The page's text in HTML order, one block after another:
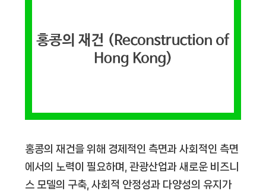
홍콩의 재건을 위해 경제적인 측면과 사회적인 측면
에서의 노력이 필요하며, 관광산업과 새로운 비즈니
스 모델의 구축, 사회적 안정성과 다양성의 유지가